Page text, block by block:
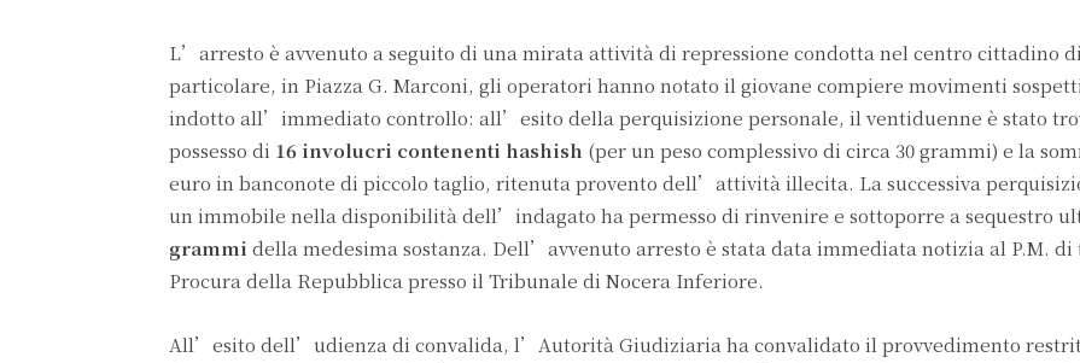
L’arresto è avvenuto a seguito di una mirata attività di repressione condotta nel centro cittadino
particolare, in Piazza G. Marconi, gli operatori hanno notato il giovane compiere movimenti
indotto all’immediato controllo: all’esito della perquisizione personale, il ventiduenne è stato
possesso di 16 involucri contenenti hashish (per un peso complessivo di circa 30 grammi) e la
euro in banconote di piccolo taglio, ritenuta provento dell’attività illecita. La successiva
un immobile nella disponibilità dell’indagato ha permesso di rinvenire e sottoporre a sequestro
grammi della medesima sostanza. Dell’avvenuto arresto è stata data immediata notizia al P.M.
Procura della Repubblica presso il Tribunale di Nocera Inferiore.
All’esito dell’udienza di convalida, l’Autorità Giudiziaria ha convalidato il provvedimento